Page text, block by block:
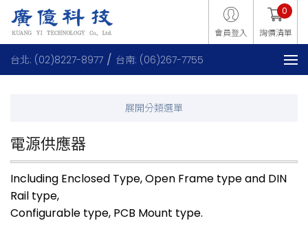
會員登入 詢價清單
0
台北: (02)8227-8977 台南: (06)267-7755
電源供應器
Including Enclosed Type, Open Frame type and DIN
Rail type,
Configurable type, PCB Mount type.